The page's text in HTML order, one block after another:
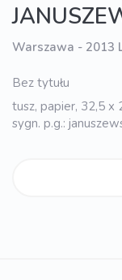
Warszawa - 2013
Bez tytułu
tusz, papier, 32,5 x
sygn. p.g.: